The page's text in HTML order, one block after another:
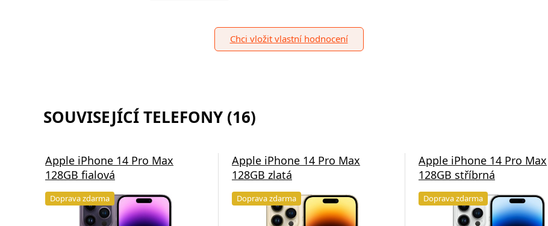
Chci vložit vlastní hodnocení
SOUVISEJÍCÍ TELEFONY (16)
Apple iPhone 14 Pro Max
128GB fialová
Doprava zdarma
Apple iPhone 14 Pro Max
128GB zlatá
Doprava zdarma
Apple iPhone 14 Pro Max
128GB stříbrná
Doprava zdarma